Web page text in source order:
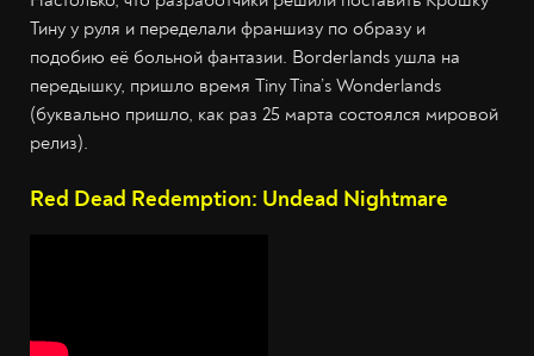
Тину у руля и переделали франшизу по образу и
подобию её больной фантазии. Borderlands ушла на
передышку, пришло время Tiny Tina’s Wonderlands
(буквально пришло, как раз 25 марта состоялся мировой
релиз).
Red Dead Redemption: Undead Nightmare